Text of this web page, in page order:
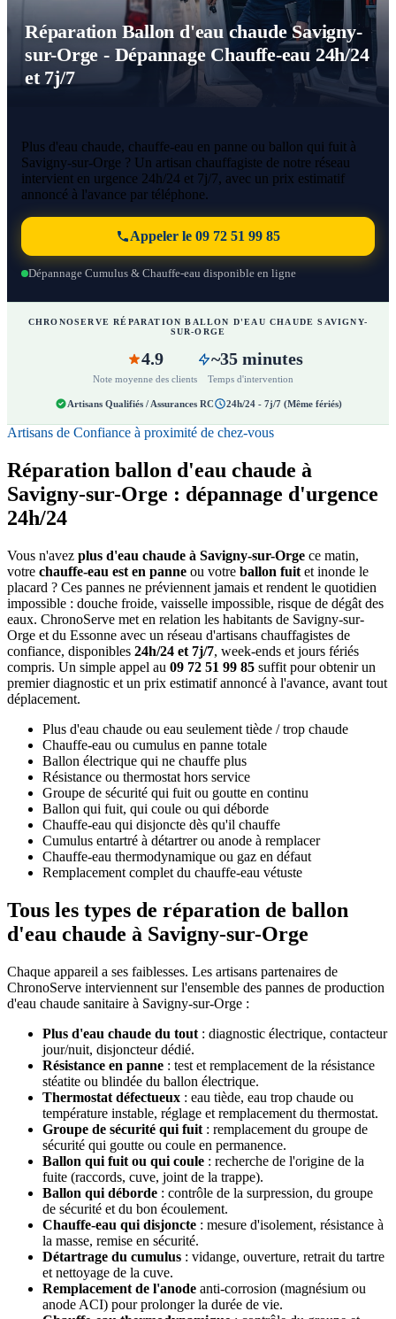
Réparation Ballon d'eau chaude Savigny-
sur-Orge - Dépannage Chauffe-eau 24h/24
et 7j/7
Plus d'eau chaude, chauffe-eau en panne ou ballon qui fuit à
Savigny-sur-Orge ? Un artisan chauffagiste de notre réseau
intervient en urgence 24h/24 et 7j/7, avec un prix estimatif
annoncé à l'avance par téléphone.
Appeler le 09 72 51 99 85
Dépannage Cumulus & Chauffe-eau disponible en ligne
CHRONOSERVE RÉPARATION BALLON D'EAU CHAUDE SAVIGNY-
SUR-ORGE
4.9
Note moyenne des clients
~35 minutes
Temps d'intervention
Artisans Qualifiés / Assurances RC 24h/24 - 7j/7 (Même fériés)
Artisans de Confiance à proximité de chez-vous
Réparation ballon d'eau chaude à
Savigny-sur-Orge : dépannage d'urgence
24h/24
Vous n'avez plus d'eau chaude à Savigny-sur-Orge ce matin,
votre chauffe-eau est en panne ou votre ballon fuit et inonde le
placard ? Ces pannes ne préviennent jamais et rendent le quotidien
impossible : douche froide, vaisselle impossible, risque de dégât des
eaux. ChronoServe met en relation les habitants de Savigny-sur-
Orge et du Essonne avec un réseau d'artisans chauffagistes de
confiance, disponibles 24h/24 et 7j/7, week-ends et jours fériés
compris. Un simple appel au 09 72 51 99 85 suffit pour obtenir un
premier diagnostic et un prix estimatif annoncé à l'avance, avant tout
déplacement.
Plus d'eau chaude ou eau seulement tiède / trop chaude
Chauffe-eau ou cumulus en panne totale
Ballon électrique qui ne chauffe plus
Résistance ou thermostat hors service
Groupe de sécurité qui fuit ou goutte en continu
Ballon qui fuit, qui coule ou qui déborde
Chauffe-eau qui disjoncte dès qu'il chauffe
Cumulus entartré à détartrer ou anode à remplacer
Chauffe-eau thermodynamique ou gaz en défaut
Remplacement complet du chauffe-eau vétuste
Tous les types de réparation de ballon
d'eau chaude à Savigny-sur-Orge
Chaque appareil a ses faiblesses. Les artisans partenaires de
ChronoServe interviennent sur l'ensemble des pannes de production
d'eau chaude sanitaire à Savigny-sur-Orge :
Plus d'eau chaude du tout : diagnostic électrique, contacteur
jour/nuit, disjoncteur dédié.
Résistance en panne : test et remplacement de la résistance
stéatite ou blindée du ballon électrique.
Thermostat défectueux : eau tiède, eau trop chaude ou
température instable, réglage et remplacement du thermostat.
Groupe de sécurité qui fuit : remplacement du groupe de
sécurité qui goutte ou coule en permanence.
Ballon qui fuit ou qui coule : recherche de l'origine de la
fuite (raccords, cuve, joint de la trappe).
Ballon qui déborde : contrôle de la surpression, du groupe
de sécurité et du bon écoulement.
Chauffe-eau qui disjoncte : mesure d'isolement, résistance à
la masse, remise en sécurité.
Détartrage du cumulus : vidange, ouverture, retrait du tartre
et nettoyage de la cuve.
Remplacement de l'anode anti-corrosion (magnésium ou
anode ACI) pour prolonger la durée de vie.